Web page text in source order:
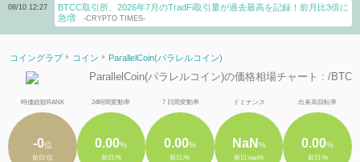
08/10 12:27
BTCC取引所、2026年7月のTradFi取引量が過去最高を記録！前月比3倍に
急増
-CRYPTO TIMES-
コイングラブ コイン ParallelCoin(パラレルコイン)
ParallelCoin(パラレルコイン)の価格相場チャート : /BTC
時価総額RANK
-0位
前日:位
24時間変動率
0.00%
前日:%
７日間変動率
0.00%
前日:%
ドミナンス
NaN %
前日:nan%
出来高回転率
0.00%
前日:%